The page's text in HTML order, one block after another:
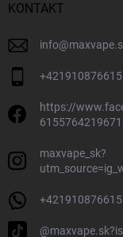
KONTAKT
info@
+421910876615
https://
maxvape_sk?
+421910876615